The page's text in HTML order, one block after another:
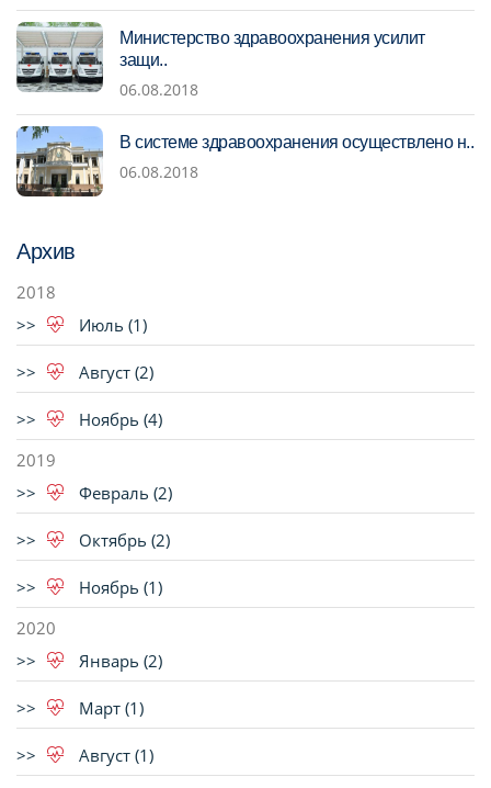
Министерство здравоохранения усилит
защи..
06.08.2018
В системе здравоохранения осуществлено н..
06.08.2018
Архив
2018
Июль (1)
Август (2)
Ноябрь (4)
2019
Февраль (2)
Октябрь (2)
Ноябрь (1)
2020
Январь (2)
Март (1)
Август (1)